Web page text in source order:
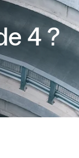
4 ?